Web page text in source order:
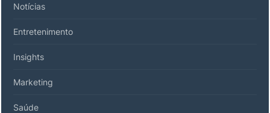
Notícias
Entretenimento
Insights
Marketing
Saúde